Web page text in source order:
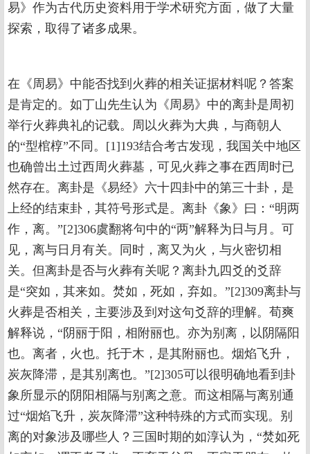
易》作为古代历史资料用于学术研究方面，做了大量
探索，取得了诸多成果。
在《周易》中能否找到火葬的相关证据材料呢？答案
是肯定的。如丁山先生认为《周易》中的离卦是周初
举行火葬典礼的记载。周以火葬为大典，与商朝人
的“型棺椁”不同。[1]193结合考古发现，我国关中地区
也确曾出土过西周火葬墓，可见火葬之事在西周时已
然存在。离卦是《易经》六十四卦中的第三十卦，是
上经的结束卦，其符号形式是。离卦《象》曰：“明两
作，离。”[2]306虞翻将句中的“两”解释为日与月。可
见，离与日月有关。同时，离又为火，与火密切相
关。但离卦是否与火葬有关呢？离卦九四爻的爻辞
是“突如，其来如。焚如，死如，弃如。”[2]309离卦与
火葬是否相关，主要涉及到对这句爻辞的理解。荀爽
解释说，“阴丽于阳，相附丽也。亦为别离，以阴隔阳
也。离者，火也。托于木，是其附丽也。烟焰飞升，
炭灰降滞，是其别离也。”[2]305可以很明确地看到卦
象所显示的阴阳相隔与别离之意。而这相隔与离别通
过“烟焰飞升，炭灰降滞”这种特殊的方式而实现。别
离的对象涉及哪些人？三国时期的如淳认为，“焚如死